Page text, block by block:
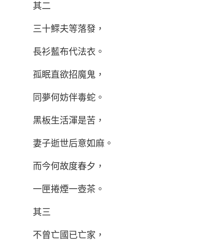
其二
三十鰥夫等落發，
長衫藍布代法衣。
孤眠直欲招魔鬼，
同夢何妨伴毒蛇。
黑板生活渾是苦，
妻子逝世后意如麻。
而今何故度春夕，
一匣捲煙一壺茶。
其三
不曾亡國已亡家，